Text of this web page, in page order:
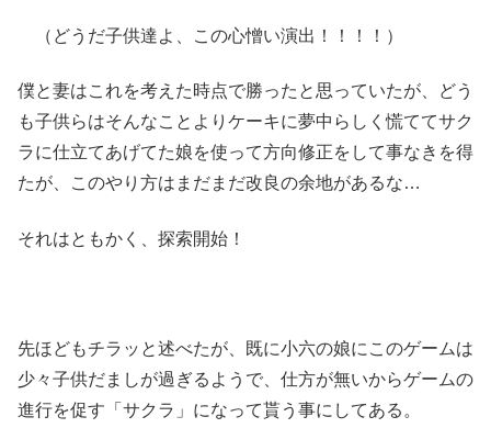
（どうだ子供達よ、この心憎い演出！！！！）
僕と妻はこれを考えた時点で勝ったと思っていたが、どう
も子供らはそんなことよりケーキに夢中らしく慌ててサク
ラに仕立てあげてた娘を使って方向修正をして事なきを得
たが、このやり方はまだまだ改良の余地があるな…
それはともかく、探索開始！
先ほどもチラッと述べたが、既に小六の娘にこのゲームは
少々子供だましが過ぎるようで、仕方が無いからゲームの
進行を促す「サクラ」になって貰う事にしてある。